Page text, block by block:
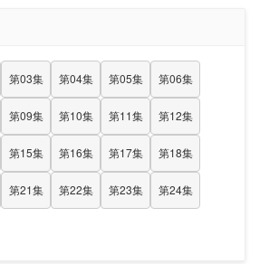
第03集 第04集 第05集 第06集
第09集 第10集 第11集 第12集
第15集 第16集 第17集 第18集
第21集 第22集 第23集 第24集